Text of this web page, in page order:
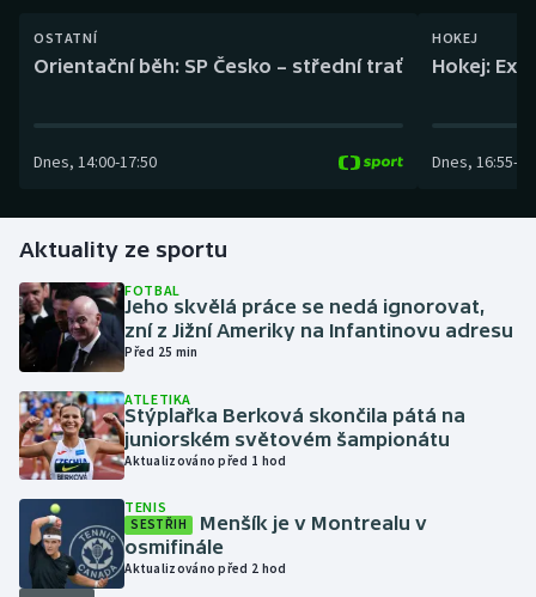
Dostihy
Futsal
Gymnastika
Házená
Jezdectví
Judo
Krasobruslení
Lezení
OSTATNÍ
Orientační běh: SP Česko – střední trať
Dnes, 14:00-17:50
HOKEJ
Hokej:
Dnes, 16:55-
Aktuality ze sportu
FOTBAL
Jeho skvělá práce se nedá ignorovat,
zní z Jižní Ameriky na Infantinovu adresu
Před 25 min
ATLETIKA
Stýplařka Berková skončila pátá na
juniorském světovém šampionátu
Aktualizováno před 1 hod
TENIS
SESTŘIH
Menšík je v Montrealu v
osmifinále
Aktualizováno před 2 hod